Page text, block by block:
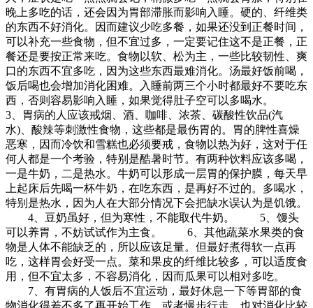
晚上多吃的话，还会因为胃部滞胀而影响入睡。硬的、纤维类
的东西不好消化。因而建议少吃多餐，如果还没到正餐时间，
可以补充一些食物，但不宜过多，一定要记住这不是正餐，正
餐还是要按正常来吃。食物以软、松为主，一些比较韧性、爽
口的东西不宜多吃，因为这些东西最难消化。汤最好饭前喝，
饭后喝也会增加消化困难。入睡前两三个小时都最好不要吃东
西，否则容易影响入睡，如果觉得肚子空可以多喝水。
3、胃病的人应该戒烟、酒、咖啡、浓茶、碳酸性饮品(汽
水)、酸辣等刺激性食物，这些都是最伤胃的。胃的脾性喜燥
恶寒，因而冷饮和雪糕也必须要戒，食物以热为好，这对于任
何人都是一个考验，特别是酷暑时节。有两种饮料应该多喝，
一是牛奶，二是热水。牛奶可以形成一层胃的保护膜，每天早
上起床后先喝一杯牛奶，在吃东西，是再好不过的。多喝水，
特别是热水，因为人在大部分情况下会把缺水误认为是饥饿。
4、豆奶虽好，但为寒性，不能取代牛奶。 5、馒头
可以养胃，不妨试试作为主食。 6、其他蔬菜水果类的食
物是人体不能缺乏的，所以应该足量。但最好煮得软一点再
吃，这样胃会好受一点。菜和果皮的纤维比较多，可以适度食
用，但不宜太多，不容易消化，因而瓜果可以相对多吃。
7、有胃病的人饭后不宜运动，最好休息一下等胃部的食
物消化得差不多了再开始工作，或者慢步行走，也对消化比较